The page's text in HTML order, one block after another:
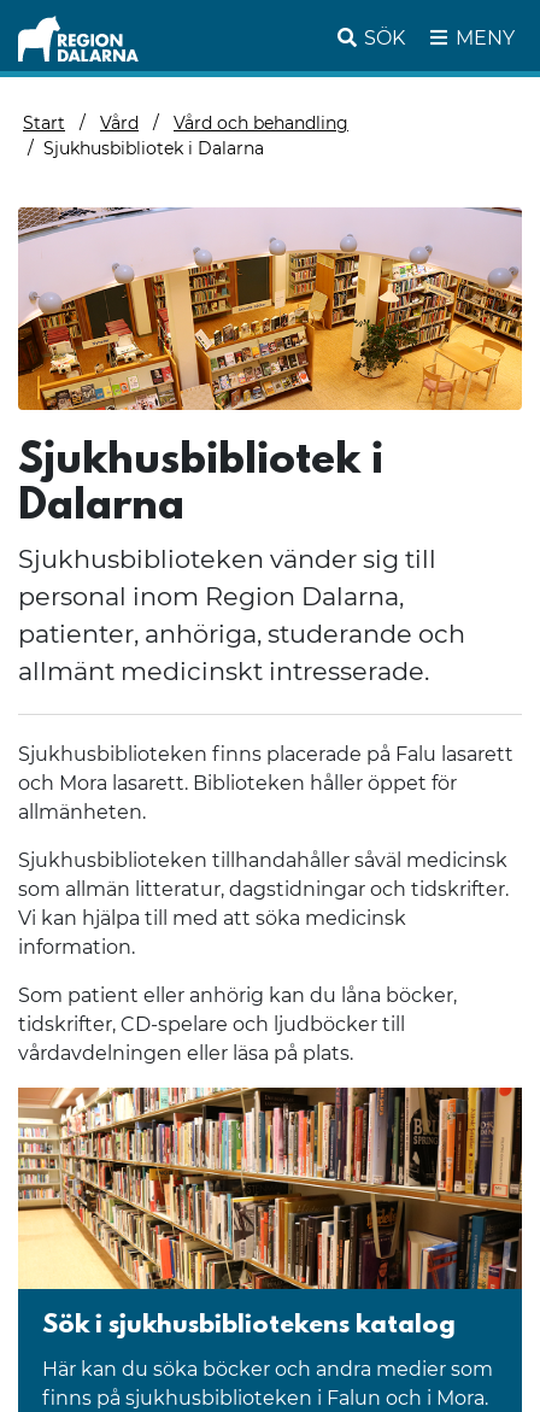
SÖK MENY
Start Vård
Vård och behandling
Sjukhusbibliotek i Dalarna
Sjukhusbibliotek i
Dalarna
Sjukhusbiblioteken vänder sig till
personal inom Region Dalarna,
patienter, anhöriga, studerande och
allmänt medicinskt intresserade.
Sjukhusbiblioteken finns placerade på Falu lasarett
och Mora lasarett. Biblioteken håller öppet för
allmänheten.
Sjukhusbiblioteken tillhandahåller såväl medicinsk
som allmän litteratur, dagstidningar och tidskrifter.
Vi kan hjälpa till med att söka medicinsk
information.
Som patient eller anhörig kan du låna böcker,
tidskrifter, CD-spelare och ljudböcker till
vårdavdelningen eller läsa på plats.
Sök i sjukhusbibliotekens katalog
Här kan du söka böcker och andra medier som
finns på sjukhusbiblioteken i Falun och i Mora.